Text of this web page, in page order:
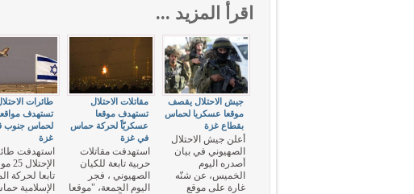
اقرأ المزيد ...
طائرات
تستهدف
لحماس جنوب
غزة
استهدفت
تابعا لحركة
الإسلامية
مقاتلات الاحتلال
تستهدف موقعا
عسكريّاً لحركة حماس
في غزة
استهدفت مقاتلات
حربية تابعة للكيان
الصهيوني ، فجر
اليوم الجمعة، "موقعا
جيش الاحتلال يقصف
موقعا عسكريا لحماس
بقطاع غزة
أعلن جيش الاحتلال
الصهيوني في بيان
أصدره اليوم
الخميس، عن شنّه
غارة على موقع